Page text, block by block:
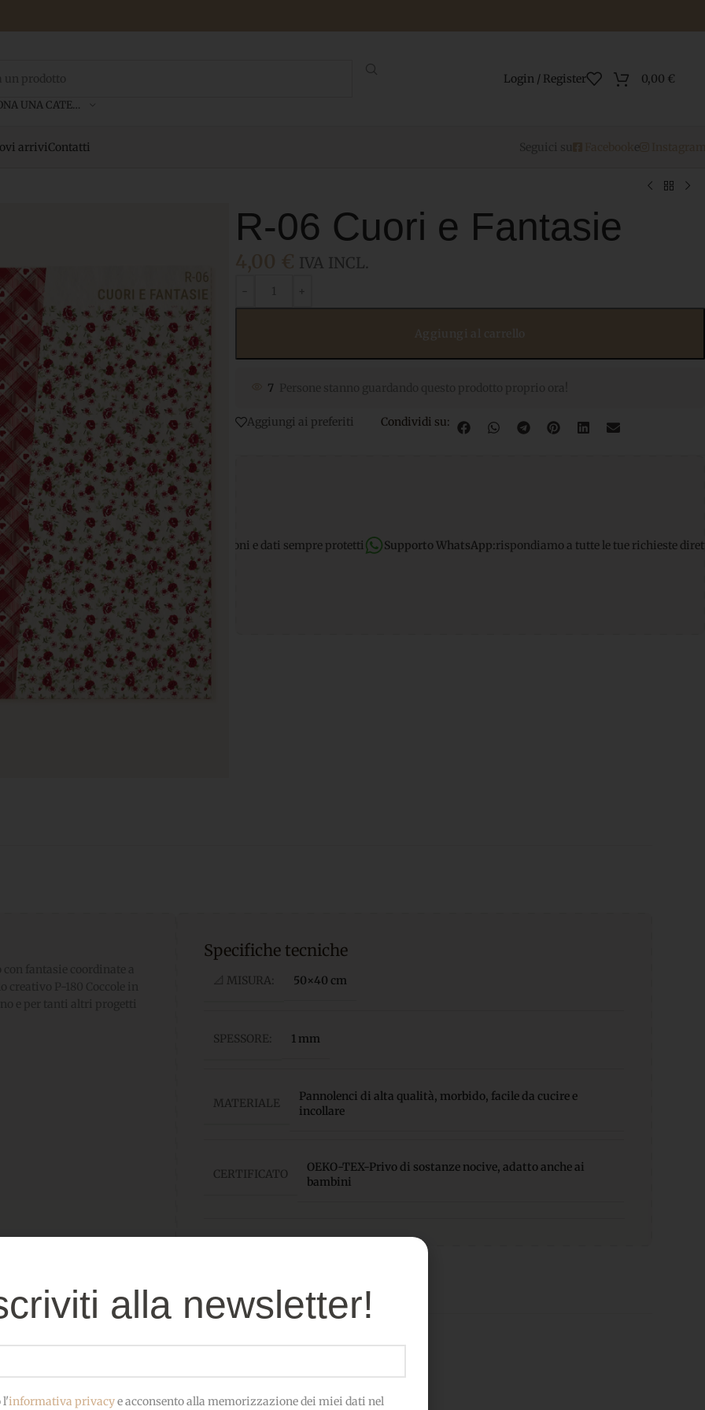
SELEZIONA UNA CATEGORIA
Login / Register 0,00 €
arriviContatti
R-06 Cuori e Fantasie
IVA INCL.
7
Aggiungi ai preferiti Condividi su:
sicuriper transazioni e dati sempre protetti Supporto WhatsApp:rispondiamo a tutte le tue richieste dirette Spedizione
Specifiche tecniche
📐 MISURA: 50×40 cm
SPESSORE: 1 mm
MATERIALE
Pannolenci di alta qualità, morbido, facile da cucire e
incollare
CERTIFICATO
OEKO-TEX-Privo di sostanze nocive, adatto anche ai
bambini
alla newsletter!
l'informativa privacye acconsento alla memorizzazione dei miei dati nel